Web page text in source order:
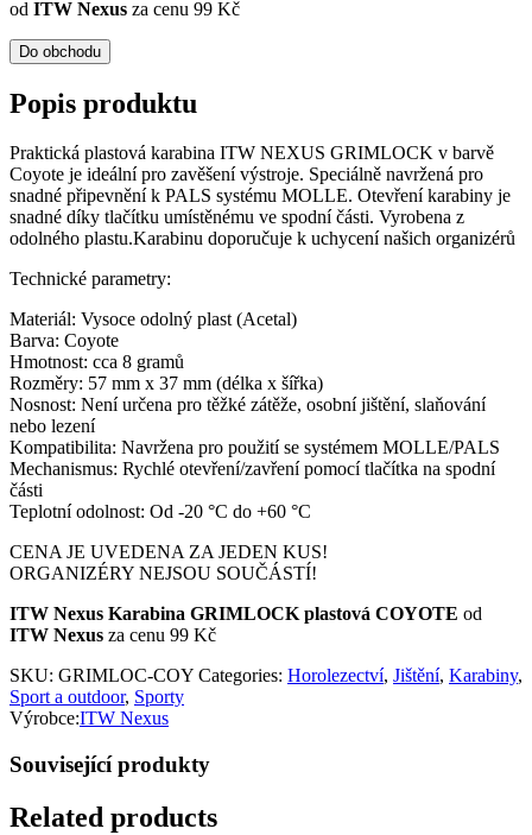
od ITW Nexus za cenu 99 Kč
Do obchodu
Popis produktu
Praktická plastová karabina ITW NEXUS GRIMLOCK v barvě
Coyote je ideální pro zavěšení výstroje. Speciálně navržená pro
snadné připevnění k PALS systému MOLLE. Otevření karabiny je
snadné díky tlačítku umístěnému ve spodní části. Vyrobena z
odolného plastu.Karabinu doporučuje k uchycení našich organizérů
Technické parametry:
Materiál: Vysoce odolný plast (Acetal)
Barva: Coyote
Hmotnost: cca 8 gramů
Rozměry: 57 mm x 37 mm (délka x šířka)
Nosnost: Není určena pro těžké zátěže, osobní jištění, slaňování
nebo lezení
Kompatibilita: Navržena pro použití se systémem MOLLE/PALS
Mechanismus: Rychlé otevření/zavření pomocí tlačítka na spodní
části
Teplotní odolnost: Od -20 °C do +60 °C
CENA JE UVEDENA ZA JEDEN KUS!
ORGANIZÉRY NEJSOU SOUČÁSTÍ!
ITW Nexus Karabina GRIMLOCK plastová COYOTE od
ITW Nexus za cenu 99 Kč
SKU: GRIMLOC-COY Categories: Horolezectví, Jištění, Karabiny,
Sport a outdoor, Sporty
Výrobce:ITW Nexus
Související produkty
Related products